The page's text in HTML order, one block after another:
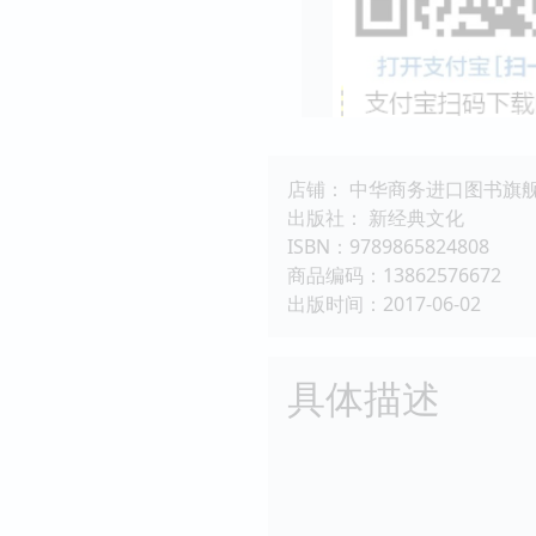
店铺： 中华商务进口图书旗
出版社： 新经典文化
ISBN：9789865824808
商品编码：13862576672
出版时间：2017-06-02
具体描述